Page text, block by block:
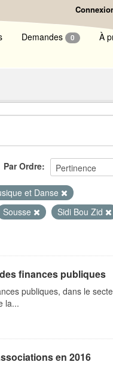
Demandes 0 À
Par Ordre
et Danse
Sousse
Sidi Bou Zid
finances publiques
publiques, dans le
la...
en 2016